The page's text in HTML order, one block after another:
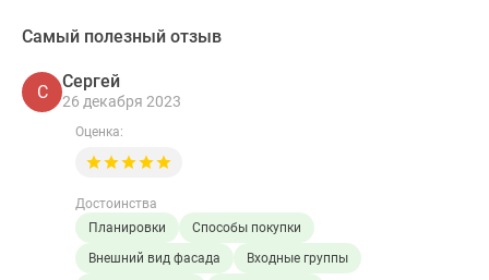
Самый полезный отзыв
С
Сергей
26 декабря 2023
Оценка:
Достоинства
Планировки
Способы покупки
Внешний вид фасада
Входные группы